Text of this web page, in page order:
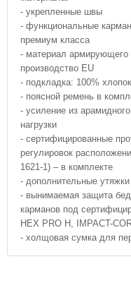
- укрепленные швы
- функциональные
премиум класса
- материал армирующего
производство EU
- подкладка: 100% хлопок
- поясной ремень в
- усиление из
нагрузки
- сертифицированные
регулировок
1621-1) – в комплекте
- дополнительные
- вынимаемая защита
карманов под
HEX PRO H, IMPACT-
- холщовая сумка для